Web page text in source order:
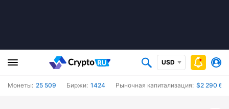
USD
Монеты: 25 509 Биржи: 1424 Рыночная капитализация: $2 290